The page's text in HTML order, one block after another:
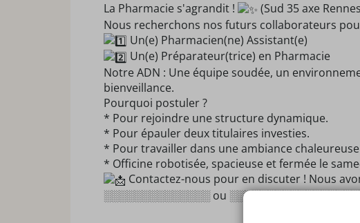
La Pharmacie s'agrandit !
(Sud 35 axe
Nous recherchons nos futurs collaborateurs
Un(e) Pharmacien(ne) Assistant(e)
Un(e) Préparateur(trice) en Pharmacie
Notre ADN : Une équipe soudée, un
bienveillance.
Pourquoi postuler ?
* Pour rejoindre une structure dynamique.
* Pour épauler deux titulaires investies.
* Pour travailler dans une ambiance
* Officine robotisée, spacieuse et fermée le
Contactez-nous pour en discuter ! Nous
░░░░░░░░░░░░░░ ou